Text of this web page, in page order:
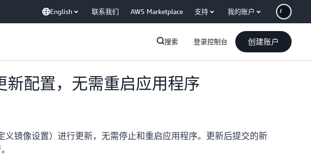
English 联系我们 AWS Marketplace 支持 我的账户
搜索 登录控制台 创建账户
配置，无需重启应用程序
镜像设置）进行更新，无需停止和重启应用程序。更新后提交的新